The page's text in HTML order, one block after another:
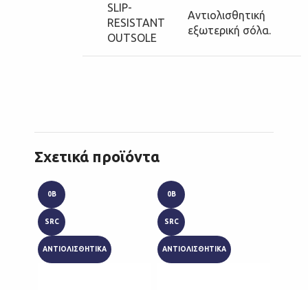
SLIP-
RESISTANT
OUTSOLE
Αντιολισθητική
εξωτερική σόλα.
Σχετικά προϊόντα
0B
SRC
ΑΝΤΙΟΛΙΣΘΗΤΙΚΑ
0B
SRC
ΑΝΤΙΟΛΙΣΘΗΤΙΚΑ